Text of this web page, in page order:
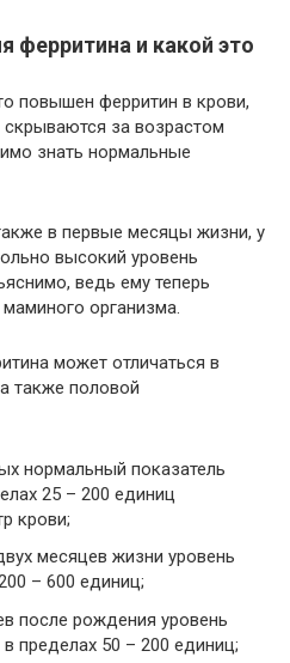
ферритина и какой это
повышен ферритин в крови,
за возрастом
знать нормальные
в первые месяцы жизни, у
высокий уровень
ведь ему теперь
организма.
может отличаться в
также половой
нормальный показатель
25 – 200 единиц
крови;
месяцев жизни уровень
– 600 единиц;
после рождения уровень
пределах 50 – 200 единиц;